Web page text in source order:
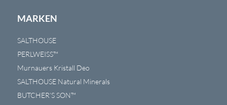
MARKEN
SALTHOUSE
PERLWEISS™
Murnauers Kristall Deo
SALTHOUSE Natural Minerals
BUTCHER’S SON™